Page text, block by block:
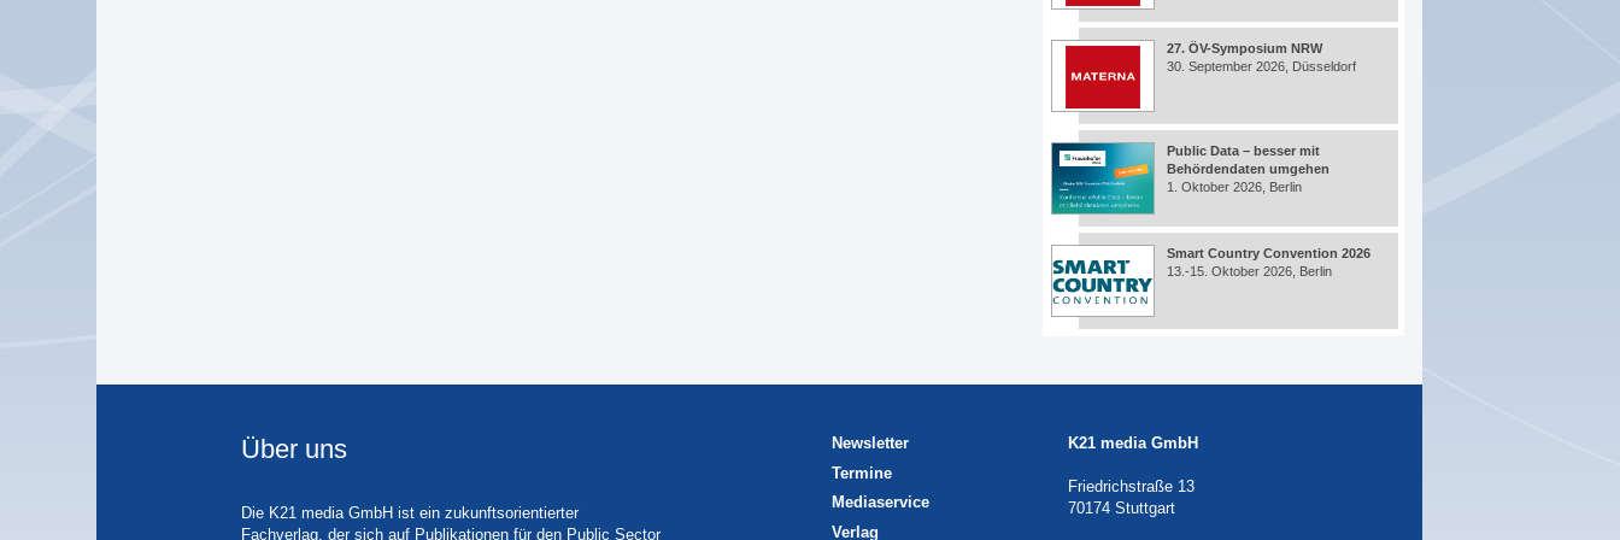
27. ÖV-Symposium NRW
30. September 2026, Düsseldorf
Public Data – besser mit
Behördendaten umgehen
1. Oktober 2026, Berlin
Smart Country Convention 2026
13.-15. Oktober 2026, Berlin
Über uns
Die K21 media GmbH ist ein zukunftsorientierter
Fachverlag, der sich auf Publikationen für den Public Sector
Newsletter
Termine
Mediaservice
Verlag
K21 media GmbH
Friedrichstraße 13
70174 Stuttgart